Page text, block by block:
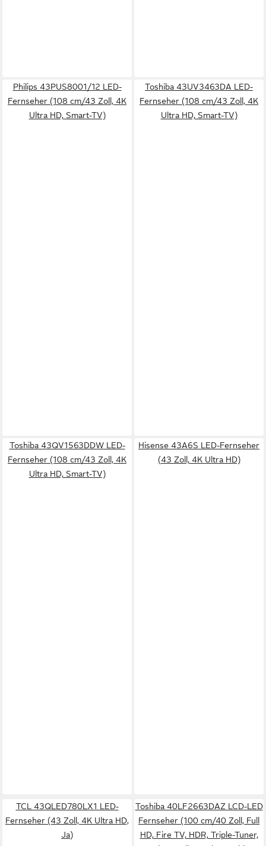
Philips 43PUS8001/12 LED-
Fernseher (108 cm/43 Zoll, 4K
Ultra HD, Smart-TV)
Toshiba 43UV3463DA LED-
Fernseher (108 cm/43 Zoll, 4K
Ultra HD, Smart-TV)
Toshiba 43QV1563DDW LED-
Fernseher (108 cm/43 Zoll, 4K
Ultra HD, Smart-TV)
Hisense 43A6S LED-Fernseher
(43 Zoll, 4K Ultra HD)
TCL 43QLED780LX1 LED-
Fernseher (43 Zoll, 4K Ultra HD,
Ja)
Toshiba 40LF2663DAZ LCD-LED
Fernseher (100 cm/40 Zoll, Full
HD, Fire TV, HDR, Triple-Tuner,